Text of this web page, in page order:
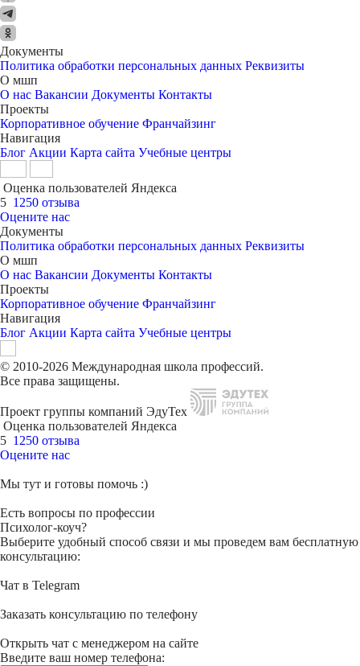
Документы
Политика обработки персональных данных Реквизиты
О мшп
О нас Вакансии Документы Контакты
Проекты
Корпоративное обучение Франчайзинг
Навигация
Блог Акции Карта сайта Учебные центры
Оценка пользователей Яндекса
5 1250 отзыва
Оцените нас
Документы
Политика обработки персональных данных Реквизиты
О мшп
О нас Вакансии Документы Контакты
Проекты
Корпоративное обучение Франчайзинг
Навигация
Блог Акции Карта сайта Учебные центры
© 2010-2026 Международная школа профессий.
Все права защищены.
Проект группы компаний ЭдуТех
Оценка пользователей Яндекса
5 1250 отзыва
Оцените нас
Мы тут и готовы помочь :)
Есть вопросы по профессии
Психолог-коуч?
Выберите удобный способ связи и мы проведем вам бесплатную
консультацию:
Чат в Telegram
Заказать консультацию по телефону
Открыть чат с менеджером на сайте
Введите ваш номер телефона: